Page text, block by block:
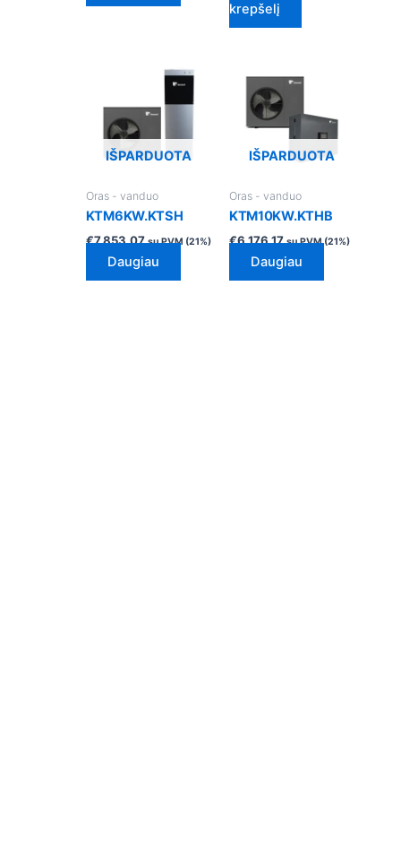
krepšelį
IŠPARDUOTA
Oras - vanduo
KTM6KW.KTSH
€7,853.07 su PVM (21%)
Daugiau
IŠPARDUOTA
Oras - vanduo
KTM10KW.KTHB
€6,176.17 su PVM (21%)
Daugiau